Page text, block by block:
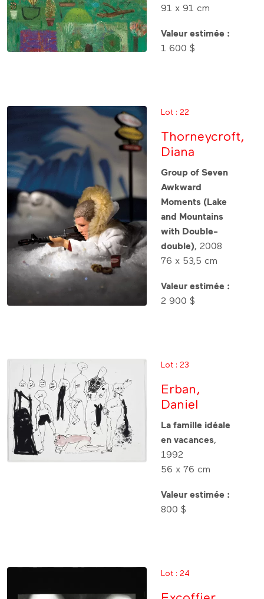
91 x 91 cm
Valeur estimée :
1 600 $
Lot : 22
Thorneycroft,
Diana
Group of Seven
Awkward
Moments (Lake
and Mountains
with Double-
double), 2008
76 x 53,5 cm
Valeur estimée :
2 900 $
Lot : 23
Erban,
Daniel
La famille idéale
en vacances,
1992
56 x 76 cm
Valeur estimée :
800 $
Lot : 24